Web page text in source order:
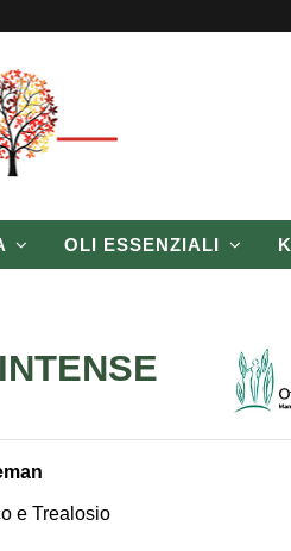
OLI ESSENZIALI
e Trealosio